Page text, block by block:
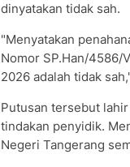
dinyatakan tidak sah.
"Menyatakan
Nomor SP.Han/4586/
2026 adalah tidak
Putusan tersebut
tindakan penyidik.
Negeri Tangerang